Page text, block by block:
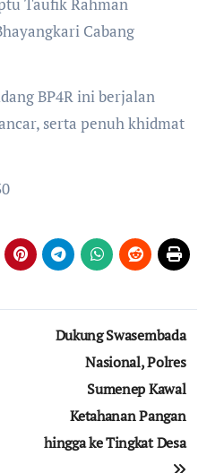
Cabang
BP4R ini berjalan
serta penuh khidmat
Dukung Swasembada
Nasional, Polres
Sumenep Kawal
Ketahanan Pangan
hingga ke Tingkat Desa